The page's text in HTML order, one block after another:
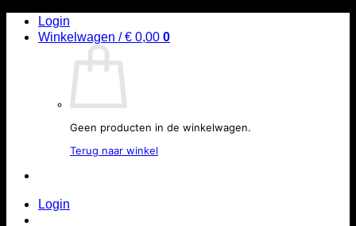
naar
Login
Winkelwagen /€ 0,00 0
Geen producten in de winkelwagen.
Terug naar winkel
Login